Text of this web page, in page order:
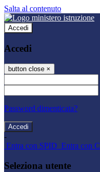
Salta al contenuto
Accedi
Accedi
button close ×
Password dimenticata?
-
Entra con SPID Entra con
Seleziona utente